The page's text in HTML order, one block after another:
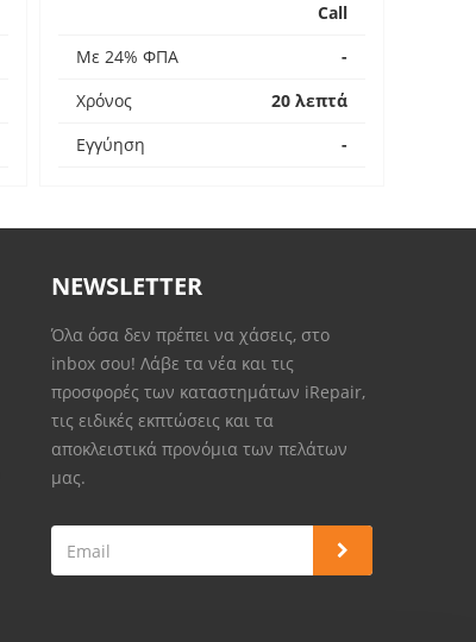
Call
Με 24% ΦΠΑ
-
Χρόνος
20 λεπτά
Εγγύηση
-
NEWSLETTER
Όλα όσα δεν πρέπει να χάσεις, στο
inbox σου! Λάβε τα νέα και τις
προσφορές των καταστημάτων iRepair,
τις ειδικές εκπτώσεις και τα
αποκλειστικά προνόμια των πελάτων
μας.